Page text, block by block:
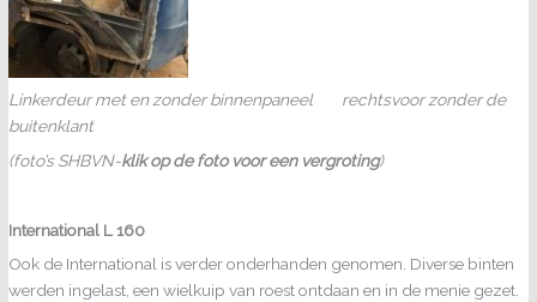
Linkerdeur met en zonder binnenpaneel rechtsvoor zonder de
buitenklant
(foto’s SHBVN-klik op de foto voor een vergroting)
International L 160
Ook de International is verder onderhanden genomen. Diverse binten
werden ingelast, een wielkuip van roest ontdaan en in de menie gezet.